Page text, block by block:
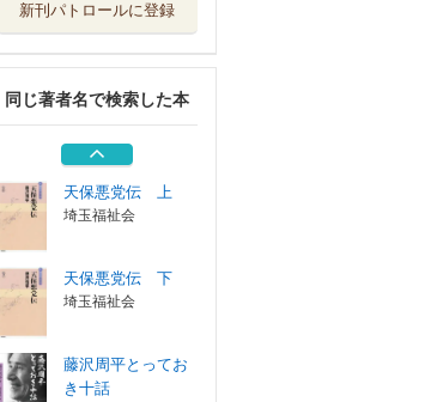
新刊パトロールに登録
同じ著者名で検索した本
遊ビヲセントヤ
春陽堂書店
鎌倉幽世八景
鳥影社
天保悪党伝 上
埼玉福祉会
天保悪党伝 下
埼玉福祉会
藤沢周平とってお
き十話